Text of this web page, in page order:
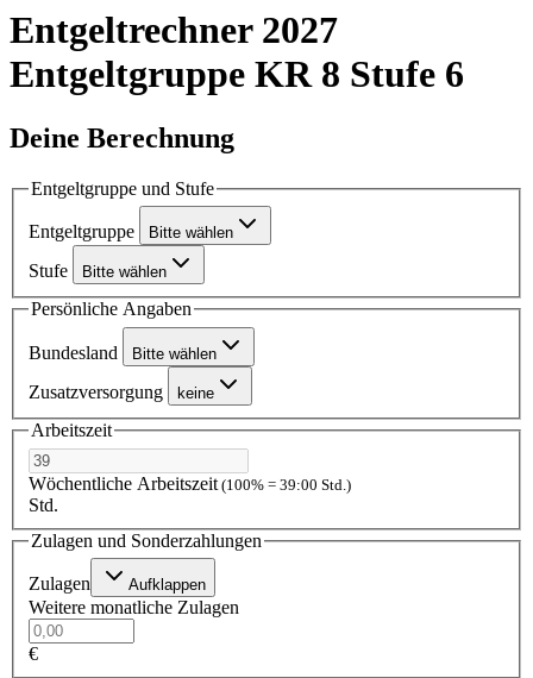
Entgeltrechner 2027
Entgeltgruppe KR 8 Stufe 6
Deine Berechnung
Entgeltgruppe und Stufe
Entgeltgruppe Bitte wählen
Stufe Bitte wählen
Persönliche Angaben
Bundesland Bitte wählen
Zusatzversorgung keine
Arbeitszeit
Wöchentliche Arbeitszeit (100% = 39:00 Std.)
Std.
Zulagen und Sonderzahlungen
Zulagen Aufklappen
Weitere monatliche Zulagen
€